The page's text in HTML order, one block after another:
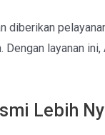
layanan
Lebih